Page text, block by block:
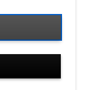
Videos zu
werden in
Variante